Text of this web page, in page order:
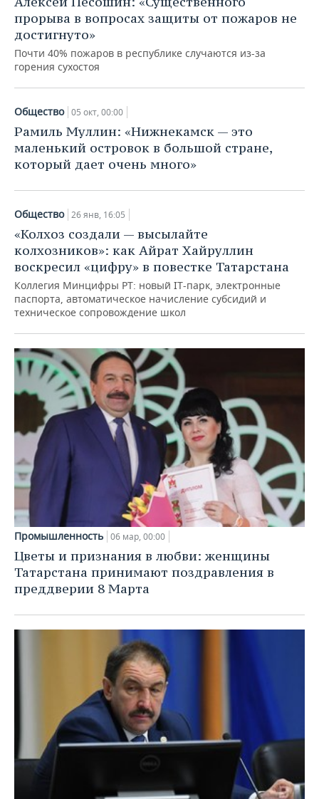
прорыва в вопросах защиты от пожаров не
достигнуто»
Почти 40% пожаров в республике случаются из-за
горения сухостоя
Общество 05 окт, 00:00
Рамиль Муллин: «Нижнекамск — это
маленький островок в большой стране,
который дает очень много»
Общество 26 янв, 16:05
«Колхоз создали — высылайте
колхозников»: как Айрат Хайруллин
воскресил «цифру» в повестке Татарстана
Коллегия Минцифры РТ: новый IT-парк, электронные
паспорта, автоматическое начисление субсидий и
техническое сопровождение школ
Промышленность 06 мар, 00:00
Цветы и признания в любви: женщины
Татарстана принимают поздравления в
преддверии 8 Марта